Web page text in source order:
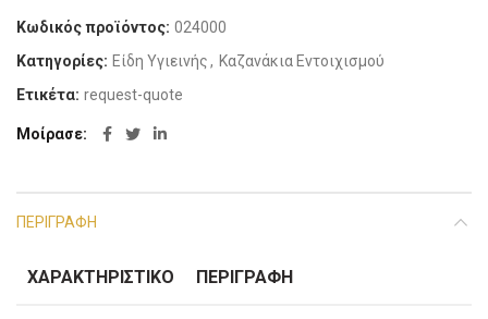
Κωδικός προϊόντος: 024000
Κατηγορίες: Είδη Υγιεινής, Καζανάκια Εντοιχισμού
Ετικέτα: request-quote
Μοίρασε
ΠΕΡΙΓΡΑΦΉ
ΧΑΡΑΚΤΗΡΙΣΤΙΚΌ ΠΕΡΙΓΡΑΦΉ